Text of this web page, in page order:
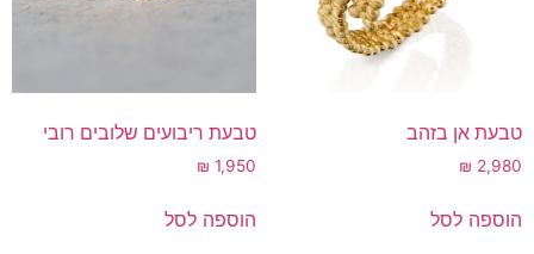
טבעת אן בזהב
₪ 2,980
הוספה לסל
טבעת ריבועים שלובים רובי
₪ 1,950
הוספה לסל